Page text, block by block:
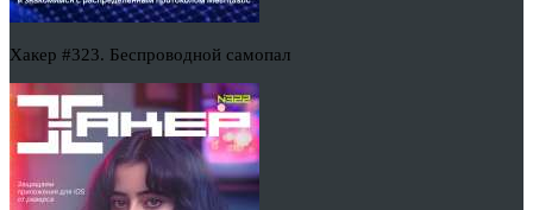
Хакер #323. Беспроводной самопал